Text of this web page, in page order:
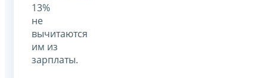
13%
не
вычитаются
им из
зарплаты.